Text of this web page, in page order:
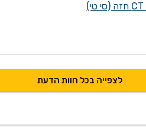
לצפייה בכל חוות הדעת